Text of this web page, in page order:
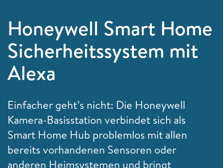
Honeywell Smart Home
Sicherheitssystem mit
Alexa
Einfacher geht’s nicht: Die Honeywell
Kamera-Basisstation verbindet sich als
Smart Home Hub problemlos mit allen
bereits vorhandenen Sensoren oder
anderen Heimsystemen und bringt